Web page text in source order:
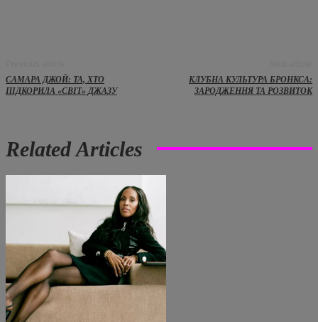
САМАРА ДЖОЙ: ТА, ХТО
ПІДКОРИЛА «СВІТ» ДЖАЗУ
КЛУБНА КУЛЬТУРА БРОНКСА:
ЗАРОДЖЕННЯ ТА РОЗВИТОК
Related Articles